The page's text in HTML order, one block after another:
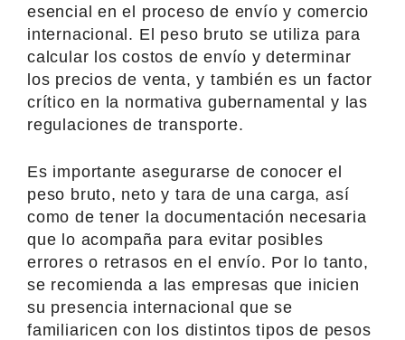
esencial en el proceso de envío y comercio
internacional. El peso bruto se utiliza para
calcular los costos de envío y determinar
los precios de venta, y también es un factor
crítico en la normativa gubernamental y las
regulaciones de transporte.
Es importante asegurarse de conocer el
peso bruto, neto y tara de una carga, así
como de tener la documentación necesaria
que lo acompaña para evitar posibles
errores o retrasos en el envío. Por lo tanto,
se recomienda a las empresas que inicien
su presencia internacional que se
familiaricen con los distintos tipos de pesos